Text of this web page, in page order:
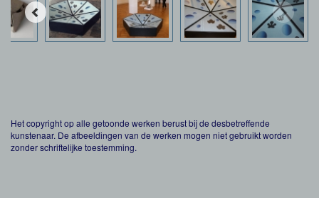
Het copyright op alle getoonde werken berust bij de desbetreffende
kunstenaar. De afbeeldingen van de werken mogen niet gebruikt worden
zonder schriftelijke toestemming.